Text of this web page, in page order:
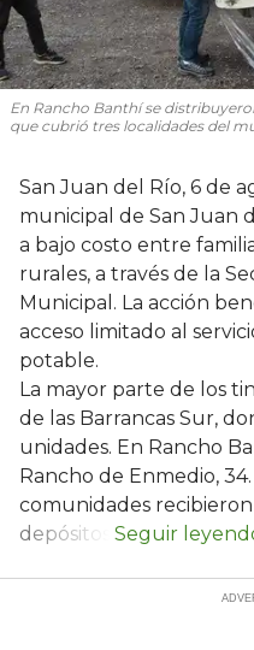
En Rancho Banthí se
que cubrió tres localidades del
San Juan del Río, 6 de
municipal de San Juan
a bajo costo entre
rurales, a través de la
Municipal. La acción
acceso limitado al
potable.
La mayor parte de los
de las Barrancas Sur,
unidades. En Rancho
Rancho de Enmedio,
comunidades recibieron
depósitos.